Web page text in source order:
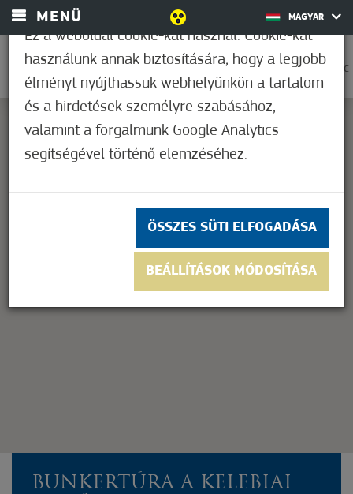
MENÜ MAGYAR
0
37,2°C
This page can't load Google Maps correctly.
Do you own this website? OK
BUNKERTÚRA A KELEBIAI
Ez a weboldal cookie-kat használ. Cookie-kat
használunk annak biztosítására, hogy a legjobb
élményt nyújthassuk webhelyünkön a tartalom
és a hirdetések személyre szabásához,
valamint a forgalmunk Google Analytics
segítségével történő elemzéséhez.
ÖSSZES SÜTI ELFOGADÁSA
BEÁLLÍTÁSOK MÓDOSÍTÁSA